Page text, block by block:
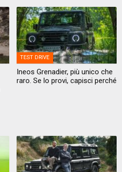
TEST DRIVE
Ineos Grenadier, più unico che
raro. Se lo provi, capisci perché